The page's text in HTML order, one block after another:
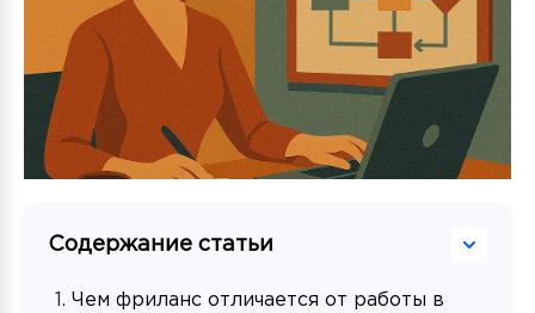
Содержание статьи
Чем фриланс отличается от работы в